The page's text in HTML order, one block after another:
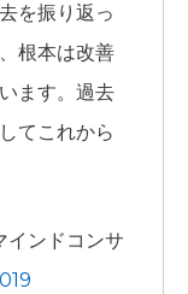
を振り返っ
根本は改善
ます。過去
てこれから
ンドコンサ